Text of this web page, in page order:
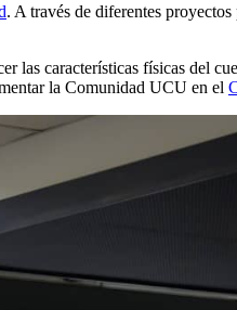
. A través de diferentes
las características físicas del
la Comunidad UCU en el